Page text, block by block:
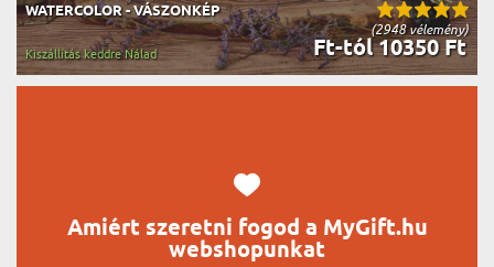
(2948 vélemény)
WATERCOLOR - VÁSZONKÉP
Ft-tól 10350 Ft
Kiszállítás keddre Nálad
Amiért szeretni fogod a MyGift.hu
webshopunkat